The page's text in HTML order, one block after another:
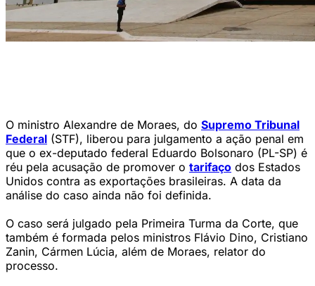
O ministro Alexandre de Moraes, do Supremo Tribunal
Federal (STF), liberou para julgamento a ação penal em
que o ex-deputado federal Eduardo Bolsonaro (PL-SP) é
réu pela acusação de promover o tarifaço dos Estados
Unidos contra as exportações brasileiras. A data da
análise do caso ainda não foi definida.
O caso será julgado pela Primeira Turma da Corte, que
também é formada pelos ministros Flávio Dino, Cristiano
Zanin, Cármen Lúcia, além de Moraes, relator do
processo.